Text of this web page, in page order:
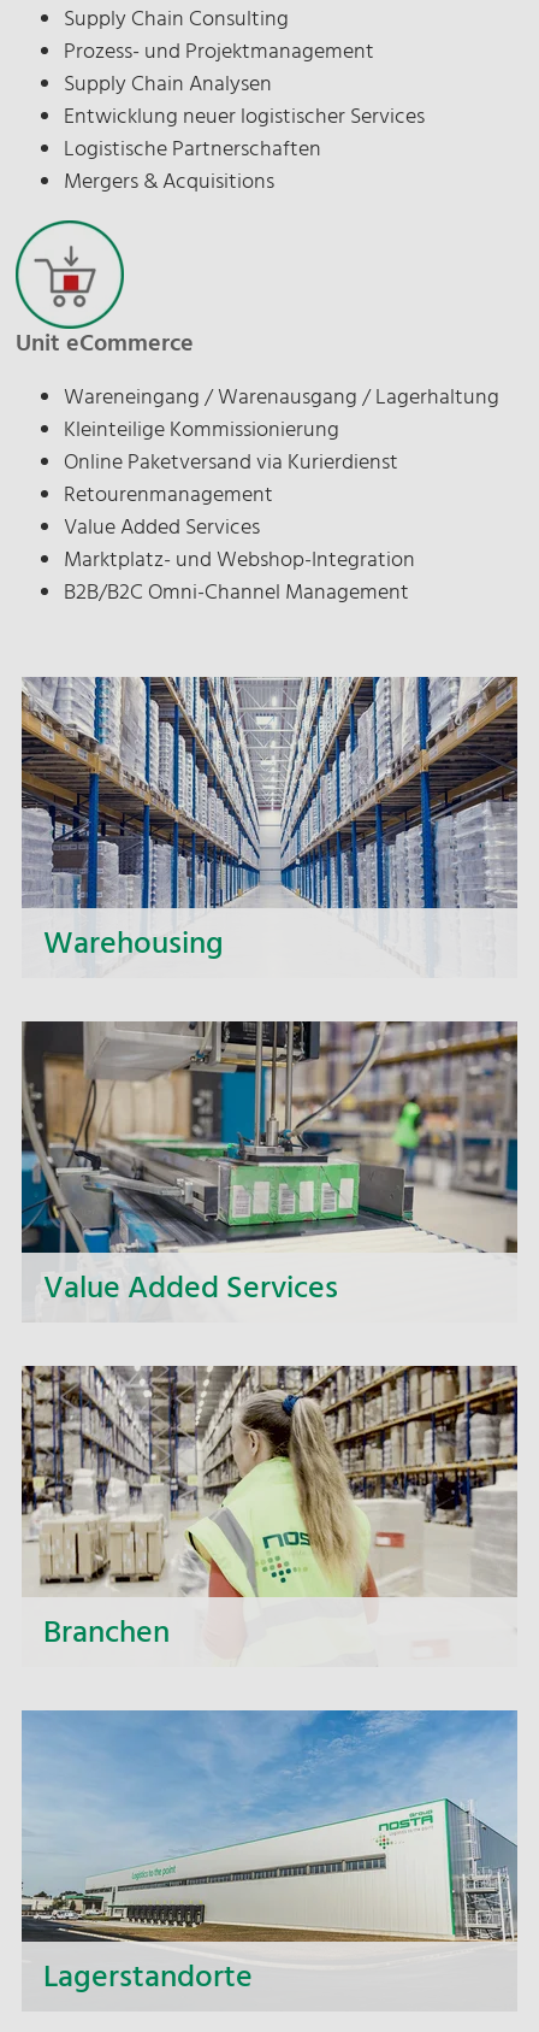
Supply Chain Consulting
Prozess- und Projektmanagement
Supply Chain Analysen
Entwicklung neuer logistischer Services
Logistische Partnerschaften
Mergers & Acquisitions
Unit eCommerce
Wareneingang / Warenausgang / Lagerhaltung
Kleinteilige Kommissionierung
Online Paketversand via Kurierdienst
Retourenmanagement
Value Added Services
Marktplatz- und Webshop-Integration
B2B/B2C Omni-Channel Management
Warehousing
Lagerkonzepte, welche zu der präzisen und
schnellen Abwicklung von Konsumgütern und
anderen Waren passen.
Value Added Services
verpacken und gestalten ganz nach Ihren
Wünschen.
Branchen
Pflegeprodukte bis hin zu Lebensmitteln – als
Kontraktlogistiker übernehmen wir für Sie die
komplette Lagerlogistik und steuern Ihre
Materialflüsse.
Lagerstandorte